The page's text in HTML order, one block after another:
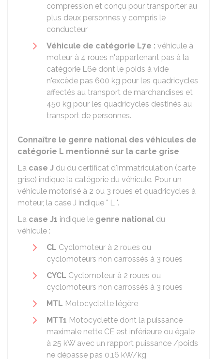
compression et conçu pour transporter au
plus deux personnes y compris le
conducteur
Véhicule de catégorie L7e : véhicule à
moteur à 4 roues n'appartenant pas à la
catégorie L6e dont le poids à vide
n'excède pas 600 kg pour les quadricycles
affectés au transport de marchandises et
450 kg pour les quadricycles destinés au
transport de personnes.
Connaître le genre national des véhicules de
catégorie L mentionné sur la carte grise
La case J du du certificat d'immatriculation (carte
grise) indique la catégorie du véhicule. Pour un
véhicule motorisé à 2 ou 3 roues et quadricycles à
moteur, la case J indique " L ".
La case J1 indique le genre national du
véhicule :
CL Cyclomoteur à 2 roues ou
cyclomoteurs non carrossés à 3 roues
CYCL Cyclomoteur à 2 roues ou
cyclomoteurs non carrossés à 3 roues
MTL Motocyclette légère
MTT1 Motocyclette dont la puissance
maximale nette CE est inférieure ou égale
à 25 kW avec un rapport puissance /poids
ne dépasse pas 0,16 kW/kg